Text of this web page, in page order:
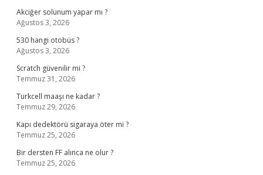
Akciğer solunum yapar mı ?
Ağustos 3, 2026
530 hangi otobüs ?
Ağustos 3, 2026
Scratch güvenilir mi ?
Temmuz 31, 2026
Turkcell maaşı ne kadar ?
Temmuz 29, 2026
Kapı dedektörü sigaraya öter mi ?
Temmuz 25, 2026
Bir dersten FF alınca ne olur ?
Temmuz 25, 2026